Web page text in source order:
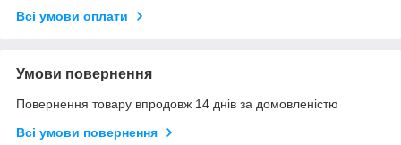
Всі умови оплати
Умови повернення
Повернення товару впродовж 14 днів за домовленістю
Всі умови повернення